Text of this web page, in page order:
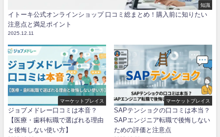
知識
イトーキ公式オンラインショップ 口コミ総まとめ！購入前に知りたい
注意点と満足ポイント
2025.12.11
マーケットプレイス
ジョブメドレー口コミは本音？
【医療・歯科転職で選ばれる理由
と後悔しない使い方】
マーケットプレイス
SAPテンショクの口コミは本当？
SAPエンジニア転職で後悔しない
ための評価と注意点